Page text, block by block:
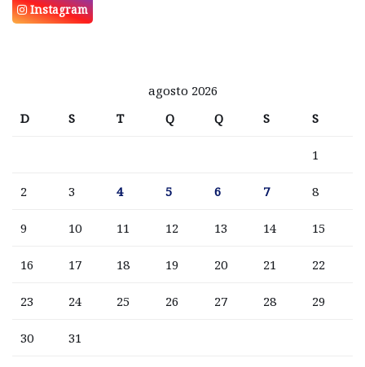
Instagram
agosto 2026
D
S T Q Q S S
1
2 3 4 5 6 7 8
9 10 11 12 13 14 15
16 17 18 19 20 21 22
23 24 25 26 27 28 29
30 31